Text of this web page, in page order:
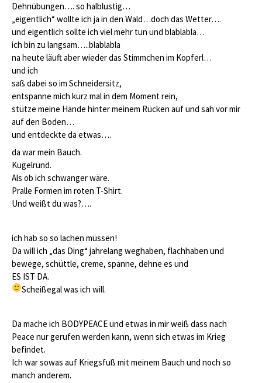
Dehnübungen…. so halblustig…
„eigentlich“ wollte ich ja in den Wald…doch das Wetter….
und eigentlich sollte ich viel mehr tun und blablabla…
ich bin zu langsam…..blablabla
na heute läuft aber wieder das Stimmchen im Kopferl…
und ich
saß dabei so im Schneidersitz,
entspanne mich kurz mal in dem Moment rein,
stütze meine Hände hinter meinem Rücken auf und sah vor mir
auf den Boden…
und entdeckte da etwas….
da war mein Bauch.
Kugelrund.
Als ob ich schwanger wäre.
Pralle Formen im roten T-Shirt.
Und weißt du was?….
ich hab so so lachen müssen!
Da will ich „das Ding“ jahrelang weghaben, flachhaben und
bewege, schüttle, creme, spanne, dehne es und
ES IST DA.
Scheißegal was ich will.
Da mache ich BODYPEACE und etwas in mir weiß dass nach
Peace nur gerufen werden kann, wenn sich etwas im Krieg
befindet.
Ich war sowas auf Kriegsfuß mit meinem Bauch und noch so
manch anderem.